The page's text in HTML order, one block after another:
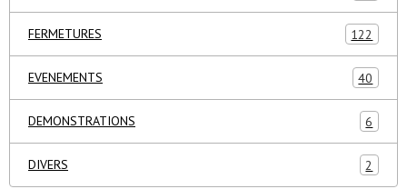
FERMETURES 122
EVENEMENTS 40
DEMONSTRATIONS 6
DIVERS 2